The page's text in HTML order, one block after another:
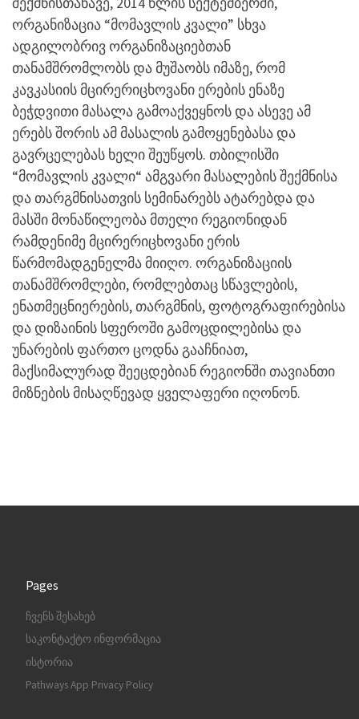
ორგანიზაცია “მომავლის კვალი” სხვა
ადგილობრივ ორგანიზაციებთან
თანამშრომლობს და მუშაობს იმაზე, რომ
კავკასიის მცირერიცხოვანი ერების ენაზე
ბეჭდვითი მასალა გამოაქვეყნოს და ასევე ამ
ერებს შორის ამ მასალის გამოყენებასა და
გავრცელებას ხელი შეუწყოს. თბილისში
“მომავლის კვალი“ ამგვარი მასალების შექმნისა
და თარგმნისათვის სემინარებს ატარებდა და
მასში მონაწილეობა მთელი რეგიონიდან
რამდენიმე მცირერიცხოვანი ერის
წარმომადგენელმა მიიღო. ორგანიზაციის
თანამშრომლები, რომლებთაც სწავლების,
ენათმეცნიერების, თარგმნის, ფოტოგრაფირებისა
და დიზაინის სფეროში გამოცდილებისა და
უნარების ფართო ცოდნა გააჩნიათ,
მაქსიმალურად შეეცდებიან რეგიონში თავიანთი
მიზნების მისაღწევად ყველაფერი იღონონ.
Pages
ჩვენს შესახებ
საკონტაქტო ინფორმაცია
ისტორია
Pathways App Privacy Policy